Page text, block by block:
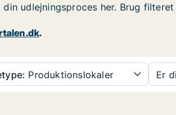
udlejningsproces her. Brug
.
Produktionslokaler Er